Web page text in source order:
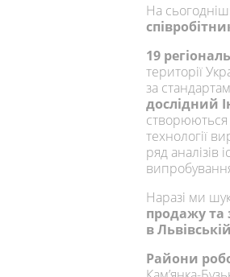
На
19
території
за
дослідний
створюються
технології
ряд аналізів
Наразі ми
продажу та
в
Райони